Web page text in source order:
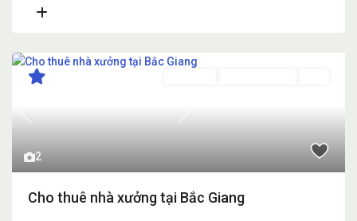
2
Previous Next
Cho thuê nhà xưởng tại Bắc Giang